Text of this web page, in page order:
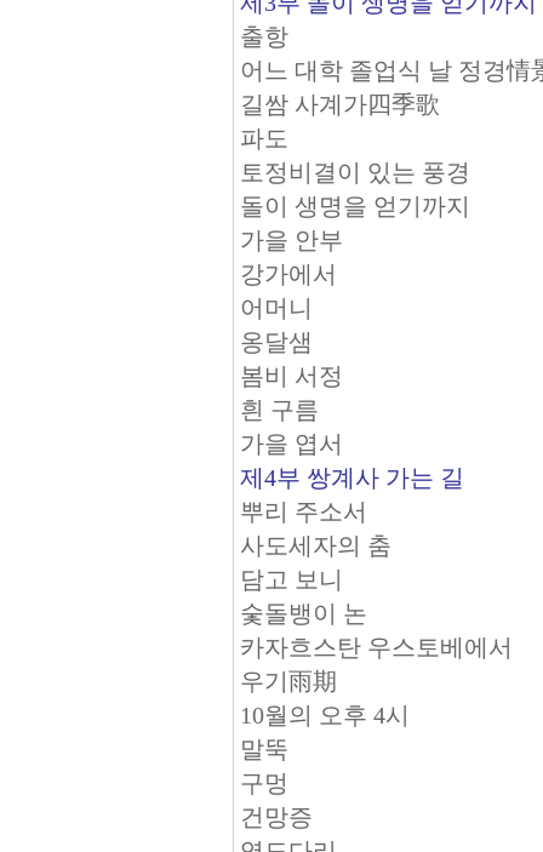
출항
어느 대학 졸업식 날 정경情
길쌈 사계가四季歌
파도
토정비결이 있는 풍경
돌이 생명을 얻기까지
가을 안부
강가에서
어머니
옹달샘
봄비 서정
흰 구름
가을 엽서
제4부 쌍계사 가는 길
뿌리 주소서
사도세자의 춤
담고 보니
숯돌뱅이 논
카자흐스탄 우스토베에서
우기雨期
10월의 오후 4시
말뚝
구멍
건망증